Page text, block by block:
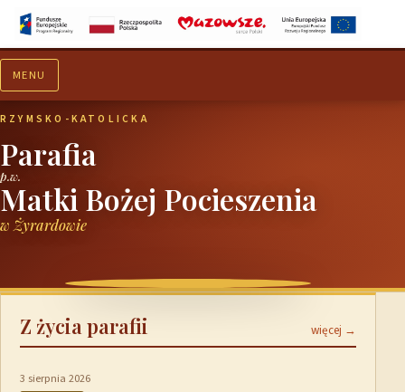
MENU
RZYMSKO-KATOLICKA
Parafia
p.w.
Matki Bożej Pocieszenia
w Żyrardowie
Z życia parafii więcej →
3 sierpnia 2026